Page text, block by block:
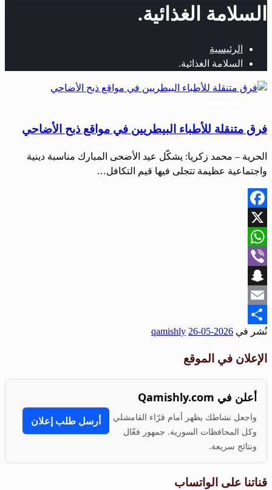
السلامة الغذائية.
الرئيسية
السلامة الغذائية.
فرق متنقلة للأطباء البيطريين في مواقع ذبح الأضاحي
الحرية – محمد زكريا: يشكّل عيد الأضحى المبارك مناسبة دينية
واجتماعية عظيمة تتجلى فيها قيم التكافل…
Facebook
X
WhatsApp
Viber
Snapchat
Email
Share
نُشر في 2026-05-26
qamishly
الإعلان في الموقع
أعلن في Qamishly.com
واجعل نشاطك يظهر أمام قرّاء القامشلي
وكل المحافظات السورية. جمهور فعّال
ونتائج سريعة.
أرسل طلب إعلان
قناتنا على الواتساب